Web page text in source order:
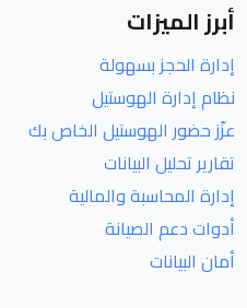
أبرز الميزات
إدارة الحجز بسهولة
نظام إدارة الهوستيل
عزّز حضور الهوستيل الخاص بك
تقارير تحليل البيانات
إدارة المحاسبة والمالية
أدوات دعم الصيانة
أمان البيانات